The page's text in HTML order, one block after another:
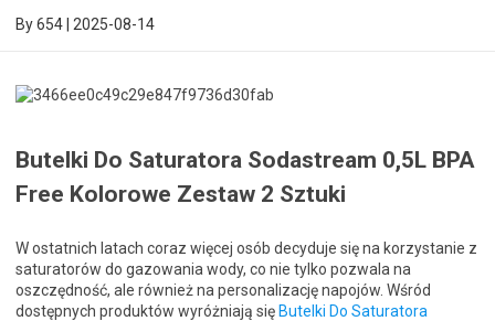
By654 2025-08-14
Butelki Do Saturatora Sodastream 0,5L BPA
Free Kolorowe Zestaw 2 Sztuki
W ostatnich latach coraz więcej osób decyduje się na korzystanie z
saturatorów do gazowania wody, co nie tylko pozwala na
oszczędność, ale również na personalizację napojów. Wśród
dostępnych produktów wyróżniają się Butelki Do Saturatora